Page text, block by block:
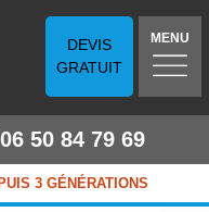
DEVIS
GRATUIT
MENU
06 50 84 79 69
3 GÉNÉRATIONS